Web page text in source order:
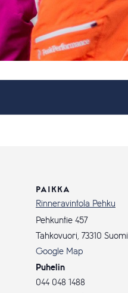
PAIKKA
Rinneravintola Pehku
Pehkuntie 457
Tahkovuori, 73310 Suomi
Google Map
Puhelin
044 048 1488